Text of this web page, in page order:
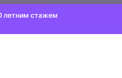
летним стажем